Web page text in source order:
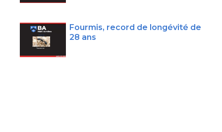
Fourmis, record de longévité de
28 ans